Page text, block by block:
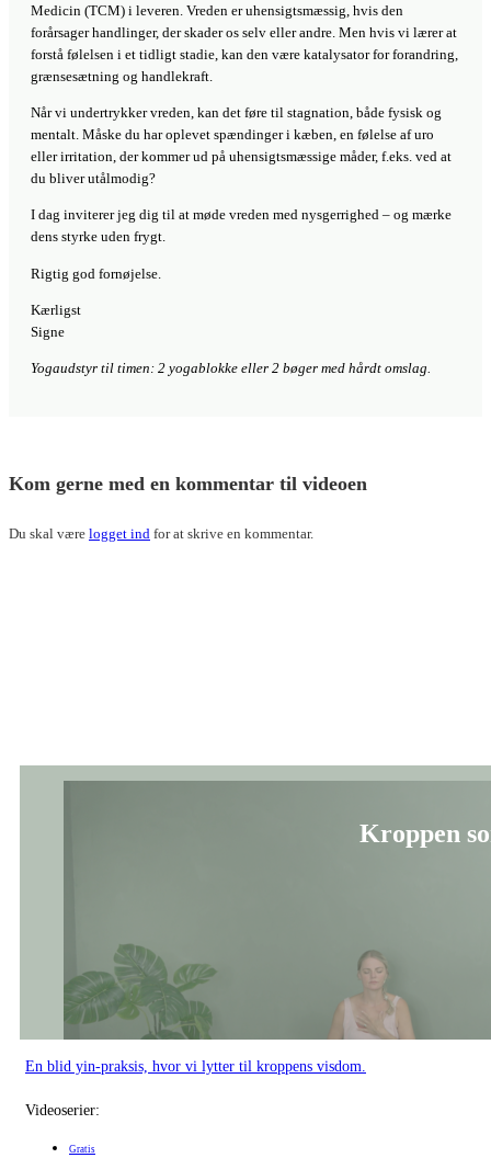
Medicin (TCM) i leveren. Vreden er uhensigtsmæssig, hvis den
forårsager handlinger, der skader os selv eller andre. Men hvis vi lærer at
forstå følelsen i et tidligt stadie, kan den være katalysator for forandring,
grænsesætning og handlekraft.
Når vi undertrykker vreden, kan det føre til stagnation, både fysisk og
mentalt. Måske du har oplevet spændinger i kæben, en følelse af uro
eller irritation, der kommer ud på uhensigtsmæssige måder, f.eks. ved at
du bliver utålmodig?
I dag inviterer jeg dig til at møde vreden med nysgerrighed – og mærke
dens styrke uden frygt.
Rigtig god fornøjelse.
Kærligst
Signe
Yogaudstyr til timen: 2 yogablokke eller 2 bøger med hårdt omslag.
Kom gerne med en kommentar til videoen
Du skal være logget ind for at skrive en kommentar.
Kroppen
En blid yin-praksis, hvor vi lytter til kroppens visdom.
Videoserier:
Gratis